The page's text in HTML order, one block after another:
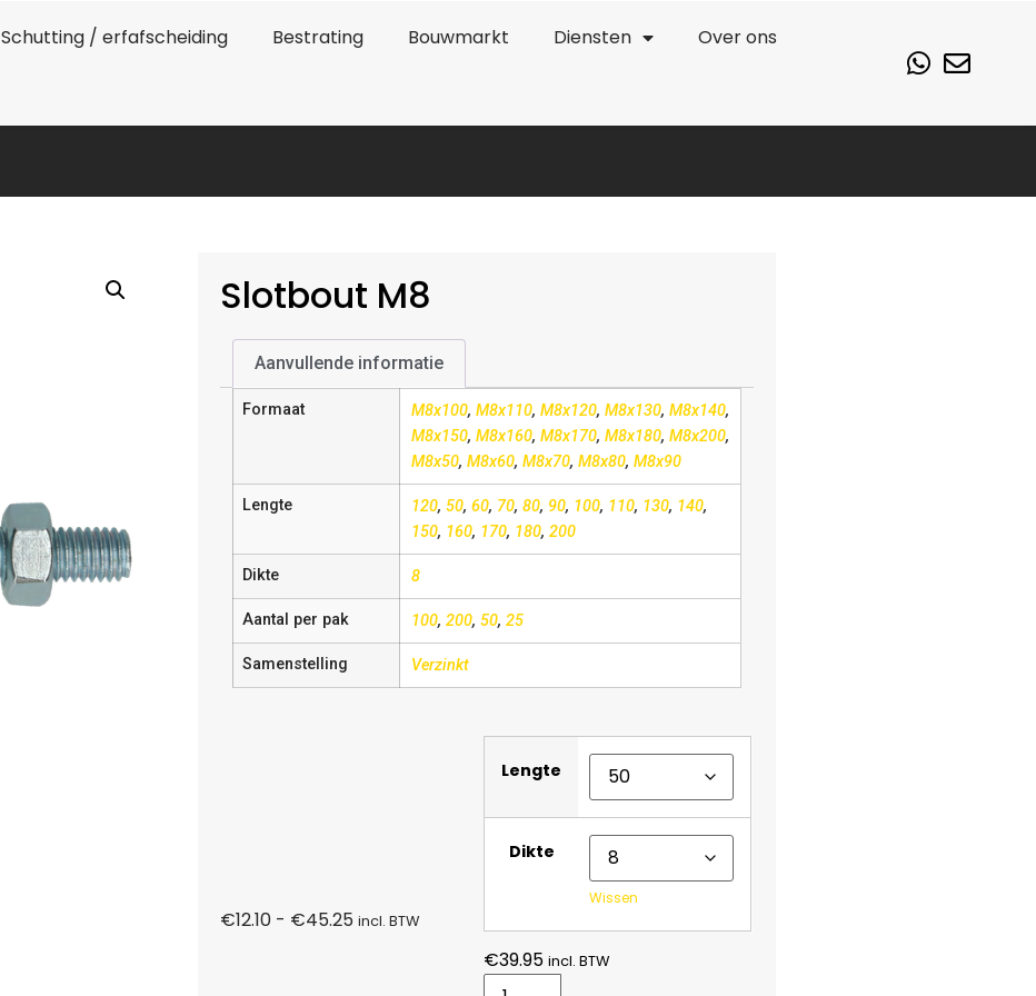
Schutting / erfafscheiding Bestrating Bouwmarkt Diensten
Over ons
Slotbout M8
Aanvullende informatie
Formaat M8x100, M8x110, M8x120, M8x130, M8x140,
M8x150, M8x160, M8x170, M8x180, M8x200,
M8x50, M8x60, M8x70, M8x80, M8x90
Lengte 120, 50, 60, 70, 80, 90, 100, 110, 130, 140,
150, 160, 170, 180, 200
Dikte 8
Aantal per pak 100, 200, 50, 25
Samenstelling Verzinkt
€12.10 - €45.25 incl. BTW
Lengte
Dikte
Wissen
€39.95 incl. BTW